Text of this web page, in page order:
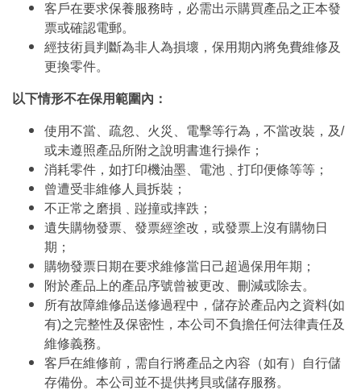
客戶在要求保養服務時，必需出示購買產品之正本發
票或確認電郵。
經技術員判斷為非人為損壞，保用期內將免費維修及
更換零件。
以下情形不在保用範圍內：
使用不當、疏忽、火災、電擊等行為，不當改裝，及/
或未遵照產品所附之說明書進行操作；
消耗零件，如打印機油墨、電池﹑打印便條等等；
曾遭受非維修人員拆裝；
不正常之磨損﹑踫撞或摔跌；
遺失購物發票、發票經塗改，或發票上沒有購物日
期；
購物發票日期在要求維修當日己超過保用年期；
附於產品上的產品序號曾被更改、刪減或除去。
所有故障維修品送修過程中，儲存於產品內之資料(如
有)之完整性及保密性，本公司不負擔任何法律責任及
維修義務。
客戶在維修前，需自行將產品之內容（如有）自行儲
存備份。本公司並不提供拷貝或儲存服務。